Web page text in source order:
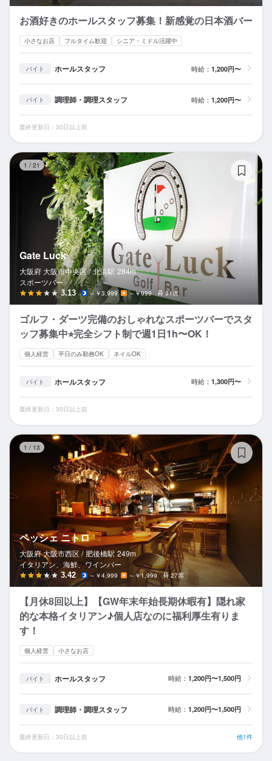
お酒好きのホールスタッフ募集！新感覚の日本酒バー
小さなお店 フルタイム歓迎 シニア・ミドル活躍中
バイト ホールスタッフ 時給： 1,200円〜
バイト 調理師・調理スタッフ 時給： 1,200円〜
最終更新日：30日以上前
1 / 21
Gate Luck
大阪府 大阪市中央区 / 北浜駅 284m
スポーツバー
3.13 ～￥3,999 ～￥999 31席
ゴルフ・ダーツ完備のおしゃれなスポーツバーでスタ
ッフ募集中⭐︎完全シフト制で週1日1h〜OK！
個人経営 平日のみ勤務OK ネイルOK
バイト ホールスタッフ 時給： 1,300円〜
最終更新日：30日以上前
1 / 13
ペッシェ ニトロ
大阪府 大阪市西区 / 肥後橋駅 249m
イタリアン、海鮮、ワインバー
3.42 ～￥4,999 ～￥1,999 27席
【月休8回以上】【GW年末年始長期休暇有】隠れ家
的な本格イタリアン♪個人店なのに福利厚生有りま
す！
個人経営 小さなお店
バイト ホールスタッフ 時給： 1,200円〜1,500円
バイト 調理師・調理スタッフ 時給： 1,200円〜1,500円
最終更新日：30日以上前 他1件